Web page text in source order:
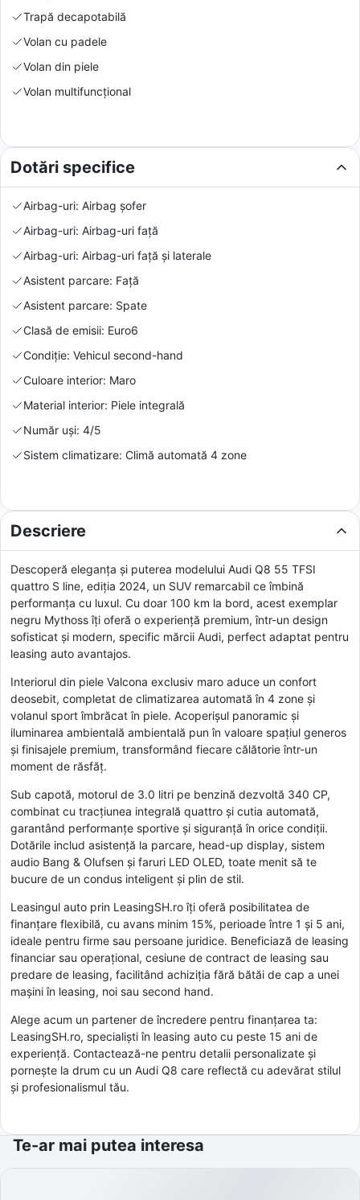
Trapă decapotabilă
Volan cu padele
Volan din piele
Volan multifuncțional
Dotări specifice
Airbag-uri: Airbag șofer
Airbag-uri: Airbag-uri față
Airbag-uri: Airbag-uri față și laterale
Asistent parcare: Față
Asistent parcare: Spate
Clasă de emisii: Euro6
Condiție: Vehicul second-hand
Culoare interior: Maro
Material interior: Piele integrală
Număr uși: 4/5
Sistem climatizare: Climă automată 4 zone
Descriere
Descoperă eleganța și puterea modelului Audi Q8 55 TFSI
quattro S line, ediția 2024, un SUV remarcabil ce îmbină
performanța cu luxul. Cu doar 100 km la bord, acest exemplar
negru Mythoss îți oferă o experiență premium, într-un design
sofisticat și modern, specific mărcii Audi, perfect adaptat pentru
leasing auto avantajos.
Interiorul din piele Valcona exclusiv maro aduce un confort
deosebit, completat de climatizarea automată în 4 zone și
volanul sport îmbrăcat în piele. Acoperișul panoramic și
iluminarea ambientală ambientală pun în valoare spațiul generos
și finisajele premium, transformând fiecare călătorie într-un
moment de răsfăț.
Sub capotă, motorul de 3.0 litri pe benzină dezvoltă 340 CP,
combinat cu tracțiunea integrală quattro și cutia automată,
garantând performanțe sportive și siguranță în orice condiții.
Dotările includ asistență la parcare, head-up display, sistem
audio Bang & Olufsen și faruri LED OLED, toate menit să te
bucure de un condus inteligent și plin de stil.
Leasingul auto prin LeasingSH.ro îți oferă posibilitatea de
finanțare flexibilă, cu avans minim 15%, perioade între 1 și 5 ani,
ideale pentru firme sau persoane juridice. Beneficiază de leasing
financiar sau operațional, cesiune de contract de leasing sau
predare de leasing, facilitând achiziția fără bătăi de cap a unei
mașini în leasing, noi sau second hand.
Alege acum un partener de încredere pentru finanțarea ta:
LeasingSH.ro, specialiști în leasing auto cu peste 15 ani de
experiență. Contactează-ne pentru detalii personalizate și
pornește la drum cu un Audi Q8 care reflectă cu adevărat stilul
și profesionalismul tău.
Te-ar mai putea interesa